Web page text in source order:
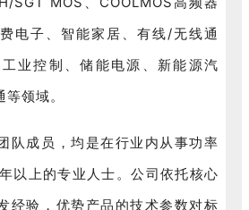
电子、智能家居、有线/无线通
业控制、储能电源、新能源汽
领域。
队成员，均是在行业内从事功率
以上的专业人士。公司依托核心
经验， 优势产品的技术参数对标